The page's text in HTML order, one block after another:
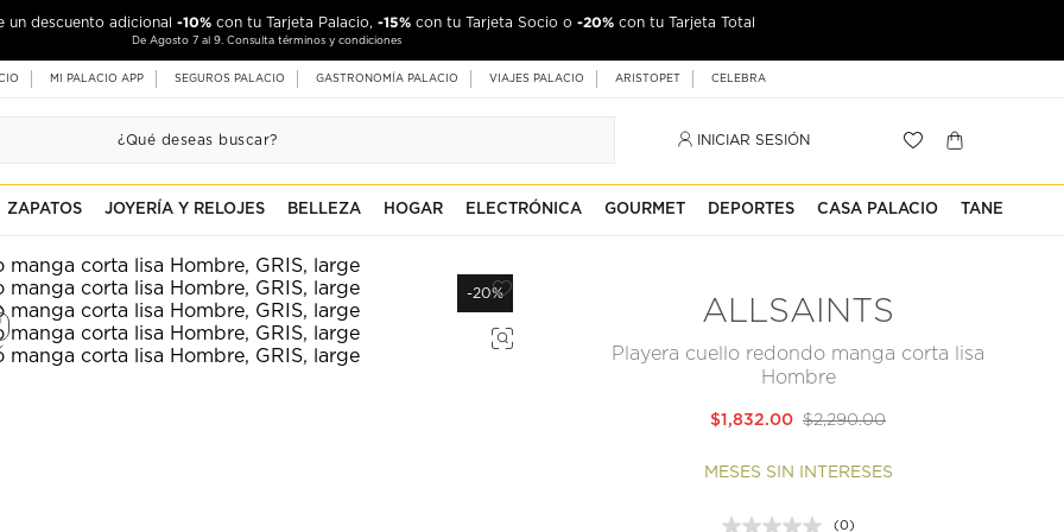
un descuento adicional -10% con tu Tarjeta Palacio, -15% con tu Tarjeta Socio o -20% con tu Tarjeta Total
De Agosto 7 al 9. Consulta términos y condiciones
MI PALACIO APP SEGUROS PALACIO GASTRONOMÍA PALACIO VIAJES PALACIO ARISTOPET CELEBRA
INICIAR SESIÓN
ZAPATOS JOYERÍA Y RELOJES BELLEZA HOGAR ELECTRÓNICA GOURMET DEPORTES CASA PALACIO TANE
-20%
ALLSAINTS
Playera cuello redondo manga corta lisa
Hombre
$2,290.00
$1,832.00
MESES SIN INTERESES
(0)